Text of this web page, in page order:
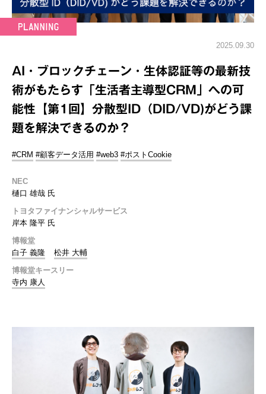
2025.09.30
AI・ブロックチェーン・生体認証等の最新技
術がもたらす「生活者主導型CRM」への可
能性【第1回】分散型ID（DID/VD)がどう課
題を解決できるのか？
#CRM #顧客データ活用 #web3 #ポストCookie
NEC
樋口 雄哉 氏
トヨタファイナンシャルサービス
岸本 隆平 氏
博報堂
白子 義隆
松井 大輔
博報堂キースリー
寺内 康人